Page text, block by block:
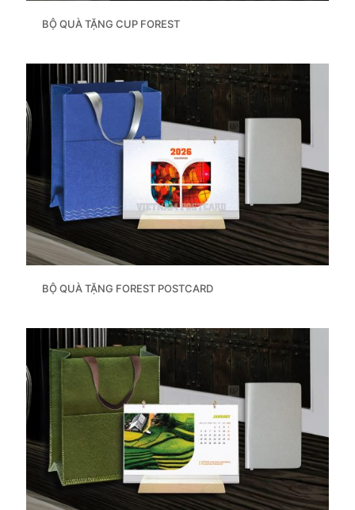
BỘ QUÀ TẶNG CUP FOREST
BỘ QUÀ TẶNG FOREST POSTCARD